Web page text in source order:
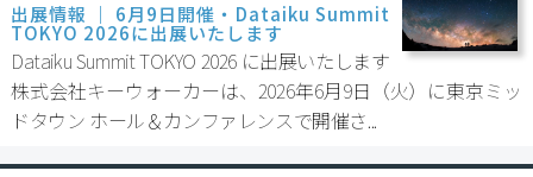
出展情報 ｜ 6月9日開催・Dataiku Summit
TOKYO 2026に出展いたします
Dataiku Summit TOKYO 2026 に出展いたします
株式会社キーウォーカーは、2026年6月9日（火）に東京ミッ
ドタウン ホール＆カンファレンスで開催さ...